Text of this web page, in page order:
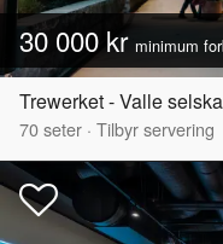
30 000 kr minimum
70seter · Tilbyr servering